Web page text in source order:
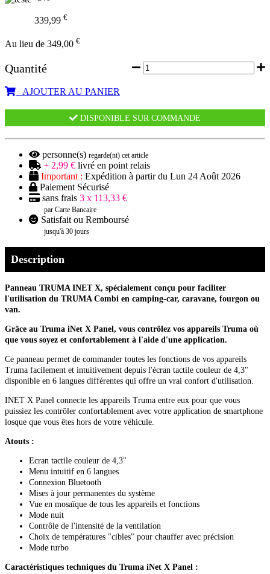
339,99 €
Au lieu de 349,00 €
Quantité
AJOUTER AU PANIER
DISPONIBLE SUR COMMANDE
personne(s) regarde(nt) cet article
+ 2,99 € livré en point relais
Important : Expédition à partir du Lun 24 Août 2026
Paiement Sécurisé
sans frais 3 x 113,33 €
par Carte Bancaire
Satisfait ou Remboursé
jusqu'à 30 jours
Description
Panneau TRUMA INET X, spécialement conçu pour faciliter
l'utilisation du TRUMA Combi en camping-car, caravane, fourgon ou
van.
Grâce au Truma iNet X Panel, vous contrôlez vos appareils Truma où
que vous soyez et confortablement à l'aide d'une application.
Ce panneau permet de commander toutes les fonctions de vos appareils
Truma facilement et intuitivement depuis l'écran tactile couleur de 4,3"
disponible en 6 langues différentes qui offre un vrai confort d'utilisation.
INET X Panel connecte les appareils Truma entre eux pour que vous
puissiez les contrôler confortablement avec votre application de smartphone
losque que vous êtes hors de votre véhicule.
Atouts :
Ecran tactile couleur de 4,3"
Menu intuitif en 6 langues
Connexion Bluetooth
Mises à jour permanentes du système
Vue en mosaïque de tous les appareils et fonctions
Mode nuit
Contrôle de l'intensité de la ventilation
Choix de températures "cibles" pour chauffer avec précision
Mode turbo
Caractéristiques techniques du Truma iNet X Panel :